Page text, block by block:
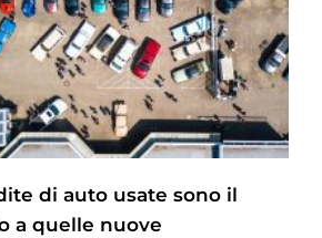
di auto usate sono il
a quelle nuove